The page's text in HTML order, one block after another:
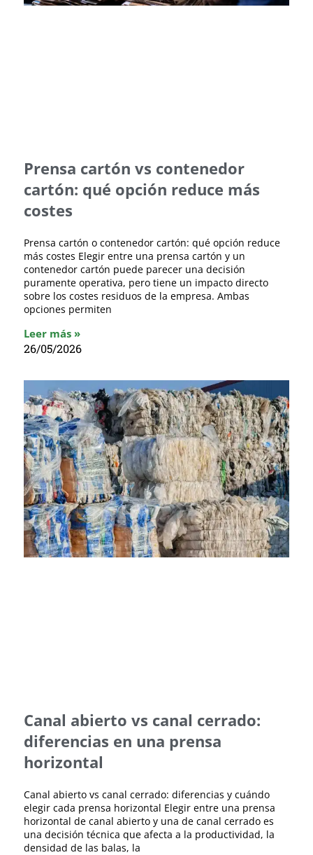
Prensa cartón vs contenedor
cartón: qué opción reduce más
costes
Prensa cartón o contenedor cartón: qué opción reduce
más costes Elegir entre una prensa cartón y un
contenedor cartón puede parecer una decisión
puramente operativa, pero tiene un impacto directo
sobre los costes residuos de la empresa. Ambas
opciones permiten
Leer más »
26/05/2026
Canal abierto vs canal cerrado:
diferencias en una prensa
horizontal
Canal abierto vs canal cerrado: diferencias y cuándo
elegir cada prensa horizontal Elegir entre una prensa
horizontal de canal abierto y una de canal cerrado es
una decisión técnica que afecta a la productividad, la
densidad de las balas, la